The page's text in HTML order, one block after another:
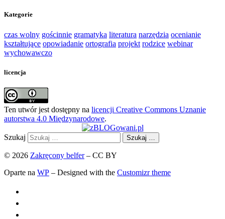
Kategorie
czas wolny gościnnie gramatyka literatura narzędzia ocenianie
kształtujące opowiadanie ortografia projekt rodzice webinar
wychowawczo
licencja
Ten utwór jest dostępny na licencji Creative Commons Uznanie
autorstwa 4.0 Międzynarodowe.
Szukaj Szukaj …
© 2026 Zakręcony belfer– CC BY
Oparte na WP – Designed with the Customizr theme